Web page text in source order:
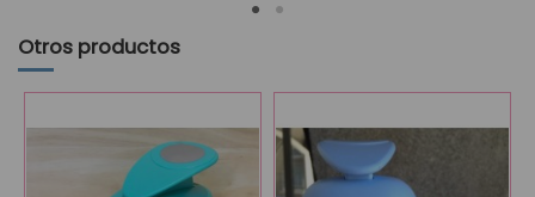
Otros productos